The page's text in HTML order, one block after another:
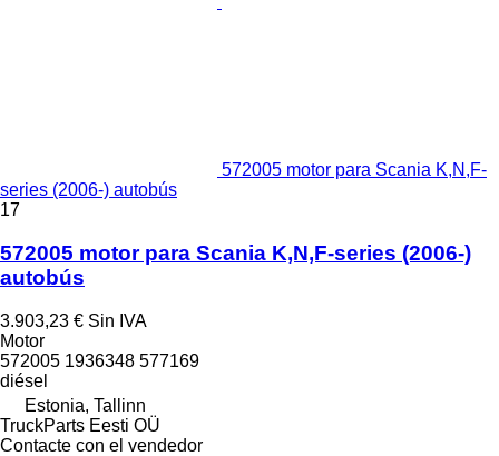
572005 motor para Scania K,N,F-
series (2006-) autobús
17
572005 motor para Scania K,N,F-series (2006-)
autobús
3.903,23 € Sin IVA
Motor
572005 1936348 577169
diésel
Estonia, Tallinn
TruckParts Eesti OÜ
Contacte con el vendedor